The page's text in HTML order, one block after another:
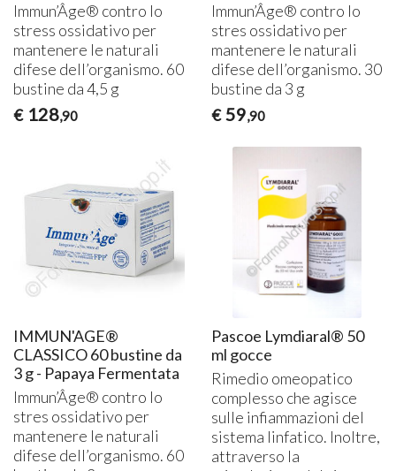
Immun’Âge® contro lo
stress ossidativo per
mantenere le naturali
difese dell’organismo. 60
bustine da 4,5 g
€ 128,90
Immun’Âge® contro lo
stres ossidativo per
mantenere le naturali
difese dell’organismo. 30
bustine da 3 g
€ 59,90
IMMUN'AGE®
CLASSICO 60 bustine da
3 g - Papaya Fermentata
Immun’Âge® contro lo
stres ossidativo per
mantenere le naturali
difese dell’organismo. 60
Pascoe Lymdiaral® 50
ml gocce
Rimedio omeopatico
complesso che agisce
sulle infiammazioni del
sistema linfatico. Inoltre,
attraverso la